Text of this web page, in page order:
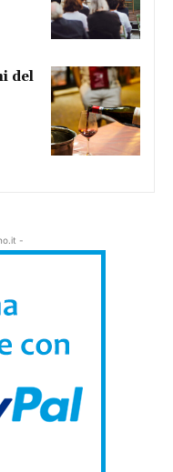
del
-